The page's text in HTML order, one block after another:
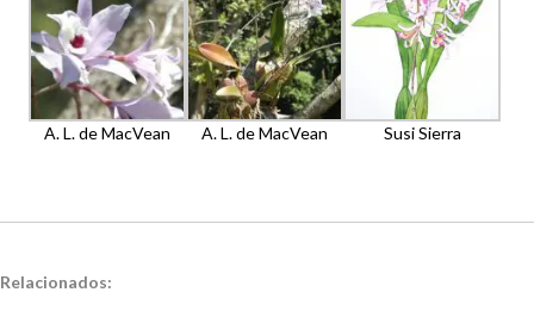
A. L. de MacVean A. L. de MacVean Susi Sierra
Relacionados: